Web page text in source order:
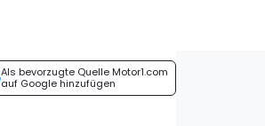
Als bevorzugte Quelle Motor1.com
auf Google hinzufügen